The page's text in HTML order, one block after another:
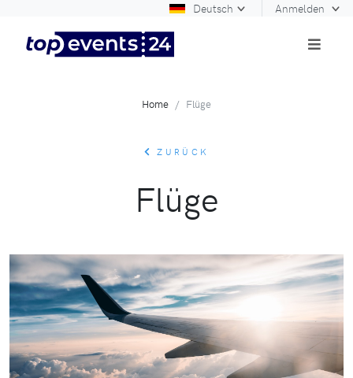
Deutsch Anmelden
Home Flüge
ZURÜCK
Flüge